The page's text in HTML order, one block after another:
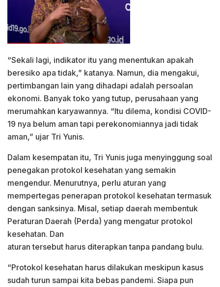
“Sekali lagi, indikator itu yang menentukan apakah
beresiko apa tidak,” katanya. Namun, dia mengakui,
pertimbangan lain yang dihadapi adalah persoalan
ekonomi. Banyak toko yang tutup, perusahaan yang
merumahkan karyawannya. “Itu dilema, kondisi COVID-
19 nya belum aman tapi perekonomiannya jadi tidak
aman,” ujar Tri Yunis.
Dalam kesempatan itu, Tri Yunis juga menyinggung soal
penegakan protokol kesehatan yang semakin
mengendur. Menurutnya, perlu aturan yang
mempertegas penerapan protokol kesehatan termasuk
dengan sanksinya. Misal, setiap daerah membentuk
Peraturan Daerah (Perda) yang mengatur protokol
kesehatan. Dan
aturan tersebut harus diterapkan tanpa pandang bulu.
“Protokol kesehatan harus dilakukan meskipun kasus
sudah turun sampai kita bebas pandemi. Siapa pun